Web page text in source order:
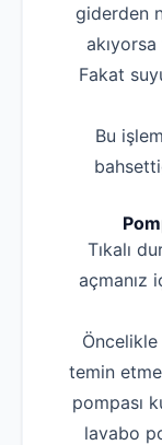
giderden
Fakat
Bu
Tıkalı
açmanız
temin
pompası
lavabo